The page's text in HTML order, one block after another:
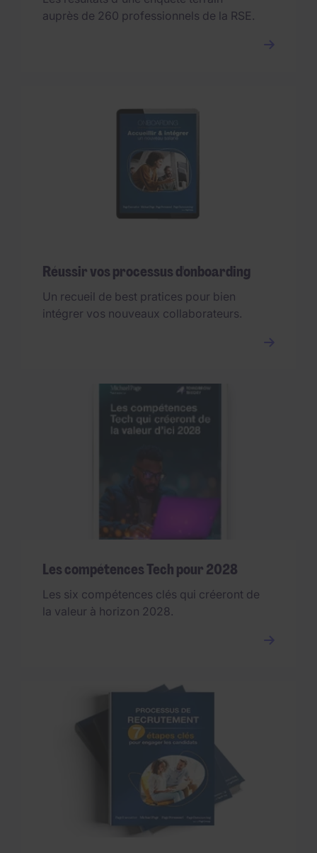
auprès de 260 professionnels de la RSE.
Réussir vos processus d'onboarding
Un recueil de best pratices pour bien
intégrer vos nouveaux collaborateurs.
Les compétences Tech pour 2028
Les six compétences clés qui créeront de
la valeur à horizon 2028.